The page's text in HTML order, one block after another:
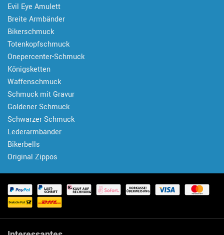
Evil Eye Amulett
Breite Armbänder
Bikerschmuck
Totenkopfschmuck
Onepercenter-Schmuck
Königsketten
Waffenschmuck
Schmuck mit Gravur
Goldener Schmuck
Schwarzer Schmuck
Lederarmbänder
Bikerbells
Original Zippos